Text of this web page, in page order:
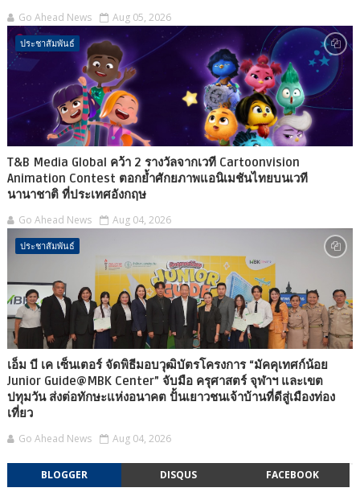
Go Ahead News Aug 05, 2026
ประชาสัมพันธ์
T&B Media Global คว้า 2 รางวัลจากเวที Cartoonvision
Animation Contest ตอกย้ำศักยภาพแอนิเมชันไทยบนเวที
นานาชาติ ที่ประเทศอังกฤษ
Go Ahead News Aug 04, 2026
ประชาสัมพันธ์
เอ็ม บี เค เซ็นเตอร์ จัดพิธีมอบวุฒิบัตรโครงการ “มัคคุเทศก์น้อย
Junior Guide@MBK Center” จับมือ ครุศาสตร์ จุฬาฯ และเขต
ปทุมวัน ส่งต่อทักษะแห่งอนาคต ปั้นเยาวชนเจ้าบ้านที่ดีสู่เมืองท่อง
เที่ยว
Go Ahead News Aug 04, 2026
BLOGGER DISQUS FACEBOOK